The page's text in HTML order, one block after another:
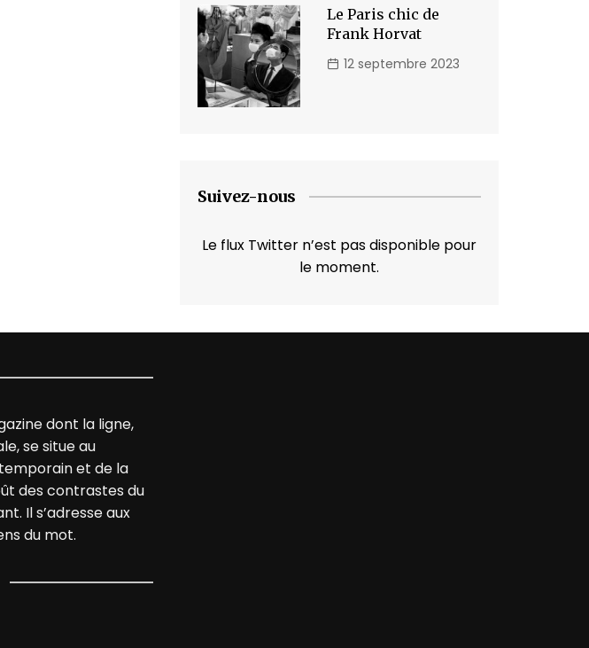
Le Paris chic de
Frank Horvat
12 septembre 2023
Suivez-nous
Le flux Twitter n’est pas disponible pour
le moment.
dont la ligne,
se situe au
et de la
des contrastes du
Il s’adresse aux
du mot.